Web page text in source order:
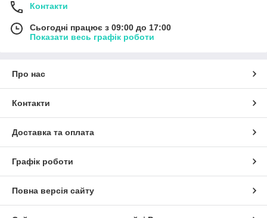
Контакти
Сьогодні працює з 09:00 до 17:00
Показати весь графік роботи
Про нас
Контакти
Доставка та оплата
Графік роботи
Повна версія сайту